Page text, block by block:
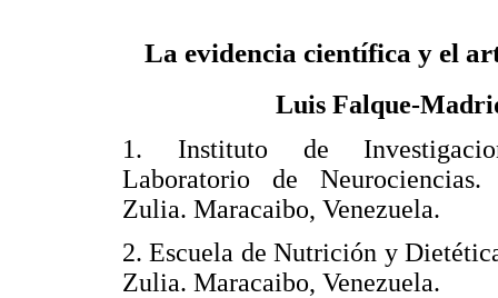
La evidencia científica y el
Luis Falque-
1. Instituto de
Laboratorio de
Zulia. Maracaibo, Venezuela.
2. Escuela de Nutrición y
Zulia. Maracaibo, Venezuela.